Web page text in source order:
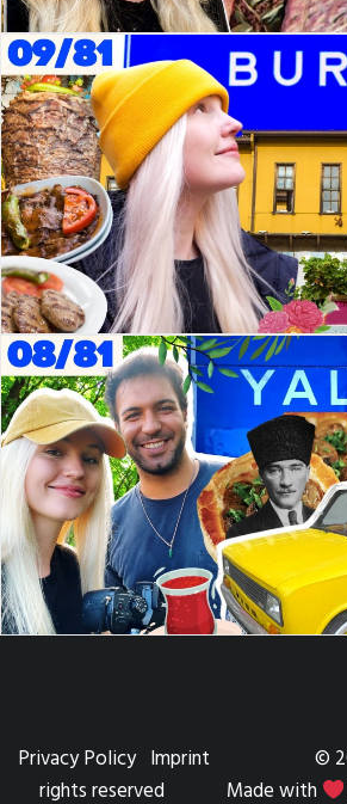
Privacy Policy Imprint © 2023
rights reserved Made with